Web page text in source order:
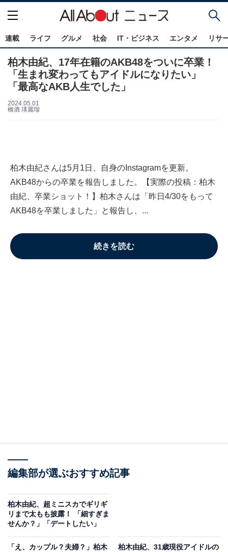
連載 ライフ グルメ 社会 IT・ビジネス エンタメ リサ
柏木由紀、17年在籍のAKB48をついに卒業！
「生まれ変わってもアイドルになりたい」
「最高なAKB人生でした」
2024.05.01
橋酒 瑛麗瑠
柏木由紀さんは5月1日、自身のInstagramを更新。
AKB48からの卒業を報告しました。【実際の投稿：柏木
由紀、卒業ショット！】柏木さんは「昨日4/30をもって
AKB48を卒業しました」と報告し、...
続きを読む
編集部が選ぶおすすめ記事
柏木由紀、超ミニスカでギリギ
リまで太もも披露！ 「細すぎま
せんか？」「デートしたい」
「え、カップル？夫婦？」柏木
柏木由紀、31歳現役アイドルの